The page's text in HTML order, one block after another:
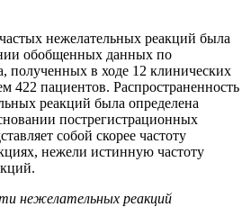
нежелательных реакций была
обобщенных данных по
полученных в ходе 12 клинических
422 пациентов. Распространенность
реакций была определена
пострегистрационных
собой скорее частоту
нежели истинную частоту
нежелательных реакций